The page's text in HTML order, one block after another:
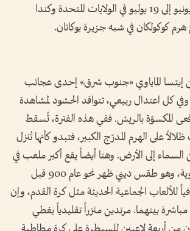
المقرّر تنظيمه من 11 يونيو إلى 19 يوليو في الولايات المتحدة وكندا
كوكولكان في شبه جزيرة يوكاتان.
الماياوي «جنوب شرق» إحدى عجائب
وفي كل اعتدال ربيعي، تتوافد الحشود لمشاهدة
المكسوّة بالريش. ففي هذه الفترة، تُسقط
على الهرم المدرّج الكبير، فتبدو كأنها تُنزل
السماء إلى الأرض. وهنا أيضاً يقع أكبر ملعب في
العالم للعبة الكرة الماياوية، وهو طقس ديني ظهر نحو عام 900 قبل
للألعاب الجماعية الحديثة مثل كرة القدم، وإن
بينهما. مرتدين مئزراً تقليدياً يغطي